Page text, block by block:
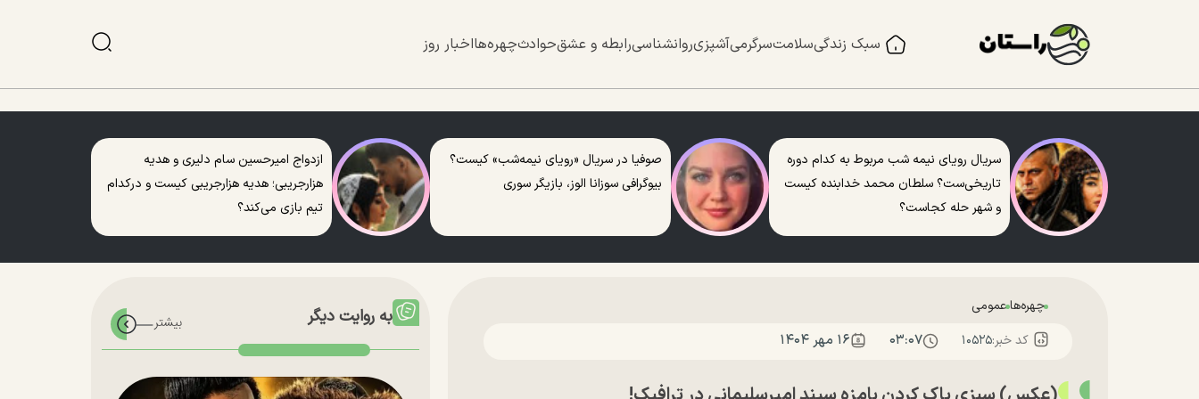
سبک زندگیسلامتسرگرمیآشپزیروانشناسیرابطه و عشقحوادثچهره‌هااخبار روز
سریال رویای نیمه شب مربوط به کدام دوره
تاریخی‌ست؟ سلطان محمد خدابنده کیست
و شهر حله کجاست؟
صوفیا در سریال «رویای نیمه‌شب» کیست؟
بیوگرافی سوزانا الوز، بازیگر سوری
ازدواج امیرحسین سام دلیری و هدیه
هزارجریبی؛ هدیه هزارجریبی کیست و درکدام
تیم بازی می‌کند؟
چهره‌هاعمومی
کد خبر:۱۰۵۲۵ ۰۳:۰۷ ۱۶ مهر ۱۴۰۴
به روایت دیگر